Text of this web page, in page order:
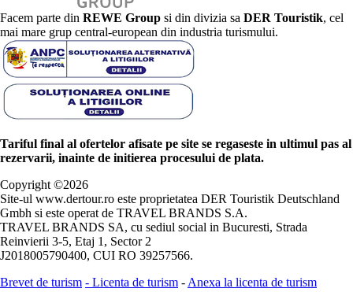
Facem parte din REWE Group si din divizia sa DER Touristik, cel
mai mare grup central-european din industria turismului.
Tariful final al ofertelor afisate pe site se regaseste in ultimul pas al
rezervarii, inainte de initierea procesului de plata.
Copyright ©2026
Site-ul www.dertour.ro este proprietatea DER Touristik Deutschland
Gmbh si este operat de TRAVEL BRANDS S.A.
TRAVEL BRANDS SA, cu sediul social in Bucuresti, Strada
Reinvierii 3-5, Etaj 1, Sector 2
J2018005790400, CUI RO 39257566.
Brevet de turism - Licenta de turism - Anexa la licenta de turism